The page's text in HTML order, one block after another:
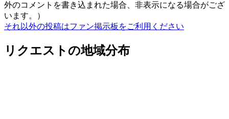
外のコメントを書き込まれた場合、非表示になる場合がござ
います。）
それ以外の投稿はファン掲示板をご利用ください
リクエストの地域分布